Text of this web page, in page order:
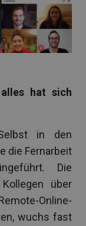
hat sich
in den
die Fernarbeit
Die
über
Online-
wuchs fast